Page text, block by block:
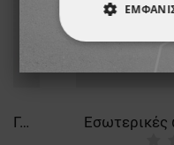
TORNADO S5 FO SR BLUE/RED Γαλότσες εργασίας